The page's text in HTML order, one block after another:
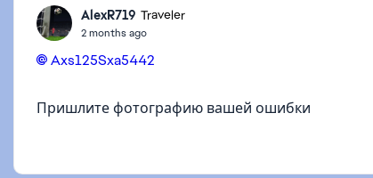
AlexR719 Traveler
2 months ago
Axs125Sxa5442​
Пришлите фотографию вашей ошибки